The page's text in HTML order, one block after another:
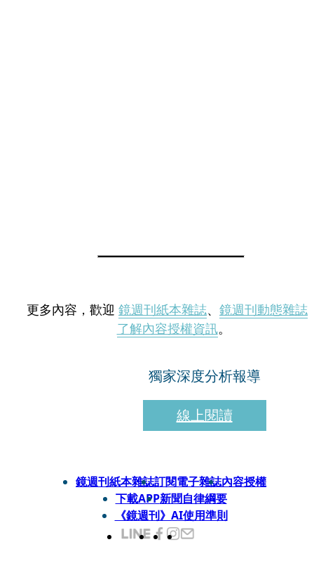
更多內容，歡迎 鏡週刊紙本雜誌、 鏡週刊動態雜誌
了解內容授權資訊。
獨家深度分析報導
線上閱讀
鏡週刊紙本雜誌訂閱電子雜誌內容授權
下載APP新聞自律綱要
《鏡週刊》AI使用準則